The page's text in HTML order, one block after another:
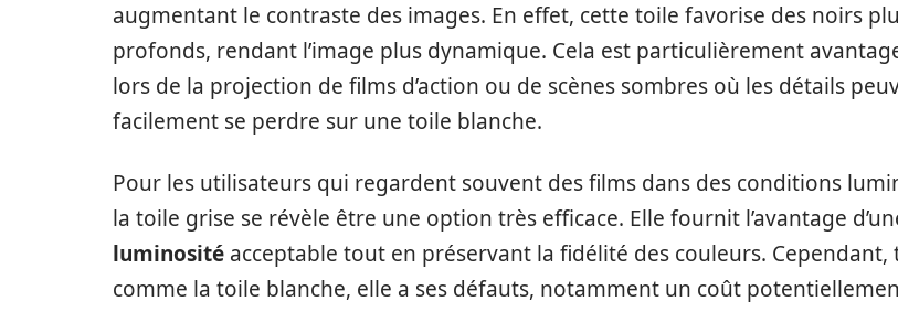
augmentant le contraste des images. En effet, cette toile favorise des noirs
profonds, rendant l’image plus dynamique. Cela est particulièrement
lors de la projection de films d’action ou de scènes sombres où les détails
facilement se perdre sur une toile blanche.
Pour les utilisateurs qui regardent souvent des films dans des conditions
la toile grise se révèle être une option très efficace. Elle fournit l’avantage
luminosité acceptable tout en préservant la fidélité des couleurs. Cependant,
comme la toile blanche, elle a ses défauts, notamment un coût